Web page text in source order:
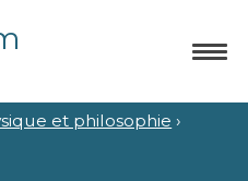
et philosophie ›